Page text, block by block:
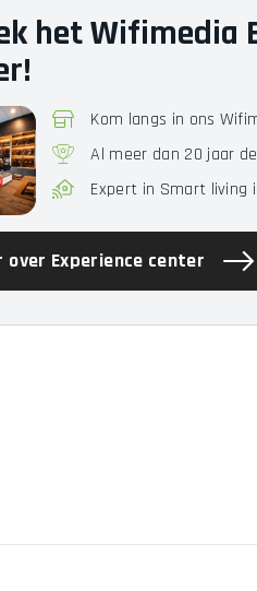
het Wifimedia
Kom langs in ons
Al meer dan 20 jaar
Expert in Smart living
over Experience center